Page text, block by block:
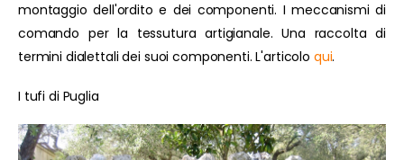
montaggio dell'ordito e dei componenti. I meccanismi di
comando per la tessutura artigianale. Una raccolta di
termini dialettali dei suoi componenti. L'articolo qui.
I tufi di Puglia